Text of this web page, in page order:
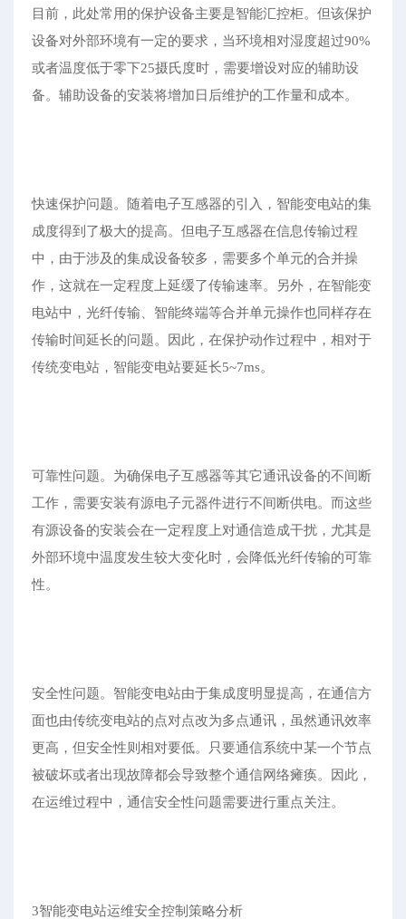
目前，此处常用的保护设备主要是智能汇控柜。但该保护
设备对外部环境有一定的要求，当环境相对湿度超过90%
或者温度低于零下25摄氏度时，需要增设对应的辅助设
备。辅助设备的安装将增加日后维护的工作量和成本。
快速保护问题。随着电子互感器的引入，智能变电站的集
成度得到了极大的提高。但电子互感器在信息传输过程
中，由于涉及的集成设备较多，需要多个单元的合并操
作，这就在一定程度上延缓了传输速率。另外，在智能变
电站中，光纤传输、智能终端等合并单元操作也同样存在
传输时间延长的问题。因此，在保护动作过程中，相对于
传统变电站，智能变电站要延长5~7ms。
可靠性问题。为确保电子互感器等其它通讯设备的不间断
工作，需要安装有源电子元器件进行不间断供电。而这些
有源设备的安装会在一定程度上对通信造成干扰，尤其是
外部环境中温度发生较大变化时，会降低光纤传输的可靠
性。
安全性问题。智能变电站由于集成度明显提高，在通信方
面也由传统变电站的点对点改为多点通讯，虽然通讯效率
更高，但安全性则相对要低。只要通信系统中某一个节点
被破坏或者出现故障都会导致整个通信网络瘫痪。因此，
在运维过程中，通信安全性问题需要进行重点关注。
3智能变电站运维安全控制策略分析